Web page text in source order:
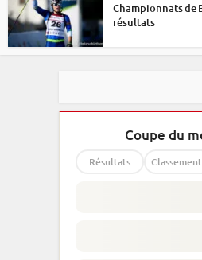
Championnats de
résultats
Coupe du
Résultats